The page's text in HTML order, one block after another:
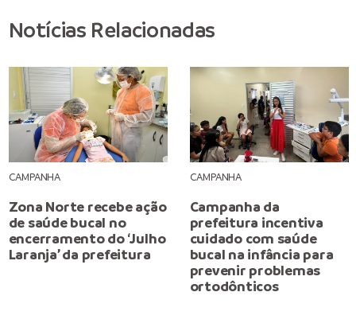
Notícias Relacionadas
CAMPANHA
Zona Norte recebe ação
de saúde bucal no
encerramento do ‘Julho
Laranja’ da prefeitura
CAMPANHA
Campanha da
prefeitura incentiva
cuidado com saúde
bucal na infância para
prevenir problemas
ortodônticos